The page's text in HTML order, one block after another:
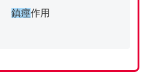
鎮痙作用